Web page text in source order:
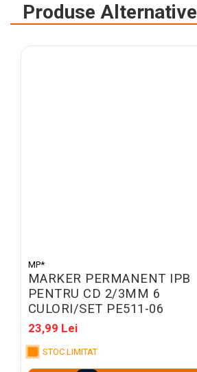
Articole papetarie pentru copii
Dosare plastic cu sina pt
documente
Mape carton cu elastic
Cutii si containere arhivare
Caiete mecanice
Produse Alternative
MP*
MARKER PERMANENT IPB
PENTRU CD 2/3MM 6
CULORI/SET PE511-06
23,99 Lei
STOC LIMITAT